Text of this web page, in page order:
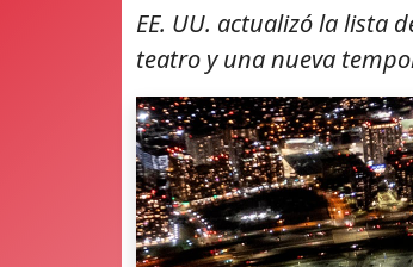
EE. UU. actualizó la lista
teatro y una nueva